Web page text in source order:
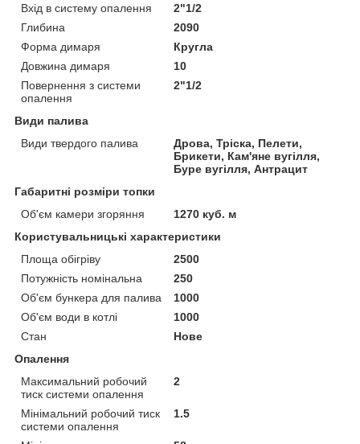
Вхід в систему опалення
2"1/2
Глибина
2090
Форма димаря
Кругла
Довжина димаря
10
Повернення з системи
опалення
2"1/2
Види палива
Види твердого палива
Дрова, Тріска, Пелети,
Брикети, Кам'яне вугілля,
Буре вугілля, Антрацит
Габаритні розміри топки
Об'єм камери згоряння
1270 куб. м
Користувальницькі характеристики
Площа обігріву
2500
Потужність номінальна
250
Об'єм бункера для палива
1000
Об'єм води в котлі
1000
Стан
Нове
Опалення
Максимальний робочий
тиск системи опалення
2
Мінімальний робочий тиск
системи опалення
1.5